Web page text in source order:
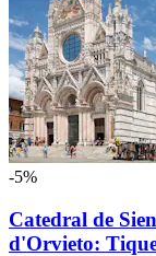
-5%
Catedral de
d'Orvieto: